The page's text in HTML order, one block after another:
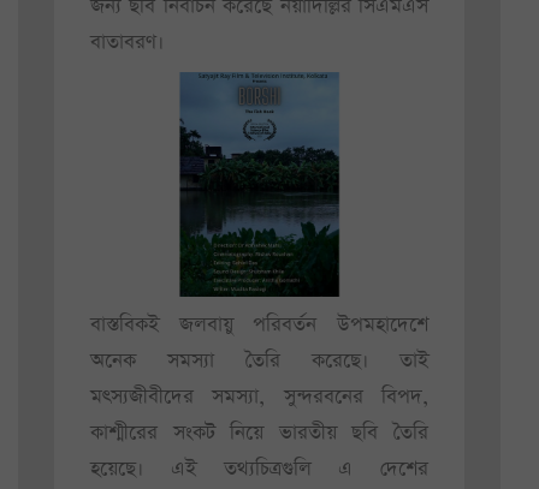
জন্য ছবি নির্বাচন করেছে নয়াদিল্লির সিএমএস
বাতাবরণ।
বাস্তবিকই জলবায়ু পরিবর্তন উপমহাদেশে
অনেক সমস্যা তৈরি করেছে। তাই
মৎস্যজীবীদের সমস্যা, সুন্দরবনের বিপদ,
কাশ্মীরের সংকট নিয়ে ভারতীয় ছবি তৈরি
হয়েছে। এই তথ্যচিত্রগুলি এ দেশের